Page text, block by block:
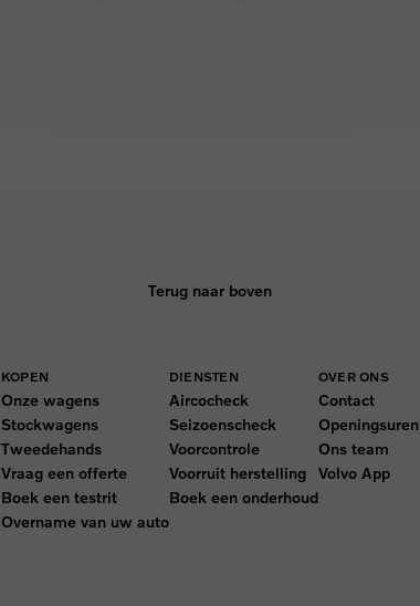
Terug naar boven
KOPEN
Onze wagens
Stockwagens
Tweedehands
Vraag een offerte
Boek een testrit
Overname van uw auto
DIENSTEN
Aircocheck
Seizoenscheck
Voorcontrole
Voorruit herstelling
Boek een onderhoud
OVER ONS
Contact
Openingsuren
Ons team
Volvo App